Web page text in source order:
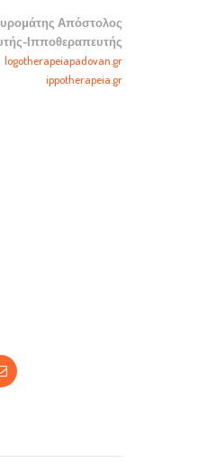
Απόστολος
Ιπποθεραπευτής
logotherapeiapadovan.gr
ippotherapeia.gr